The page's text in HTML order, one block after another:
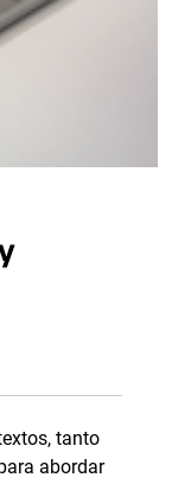
tanto
abordar